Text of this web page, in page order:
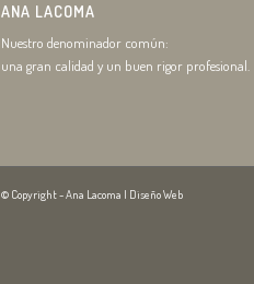
ANA LACOMA
Nuestro denominador común:
una gran calidad y un buen rigor profesional.
© Copyright - Ana Lacoma | Diseño Web